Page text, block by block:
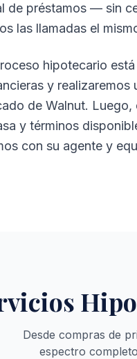
de préstamos — sin
las llamadas el
hipotecario
y
de Walnut.
y términos
con su agente y
Desde compras de
espectro